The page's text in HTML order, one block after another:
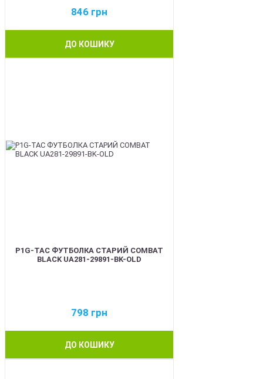
846 грн
ДО КОШИКУ
P1G-TAC ФУТБОЛКА СТАРИЙ COMBAT
BLACK UA281-29891-BK-OLD
798 грн
ДО КОШИКУ